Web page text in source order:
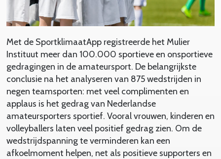
Met de SportklimaatApp registreerde het Mulier
Instituut meer dan 100.000 sportieve en onsportieve
gedragingen in de amateursport. De belangrijkste
conclusie na het analyseren van 875 wedstrijden in
negen teamsporten: met veel complimenten en
applaus is het gedrag van Nederlandse
amateursporters sportief. Vooral vrouwen, kinderen en
volleyballers laten veel positief gedrag zien. Om de
wedstrijdspanning te verminderen kan een
afkoelmoment helpen, net als positieve supporters en